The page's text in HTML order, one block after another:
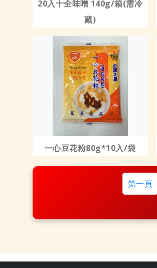
20入十全味噌 140g/箱(需冷
藏)
一心豆花粉80g*10入/袋
第一頁